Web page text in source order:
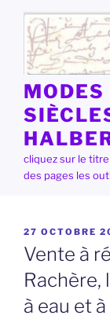
contenu
principal
cliquez sur le
des pages les
PUBLIÉ
LE
27 OCTOBRE
Vente à
Rachère,
à eau et